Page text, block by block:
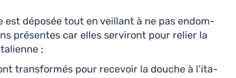
est déposée tout en veillant à ne pas endom­
pré­sentes car elles ser­vi­ront pour relier la
;
trans­for­més pour rece­voir la douche à l’i­ta­